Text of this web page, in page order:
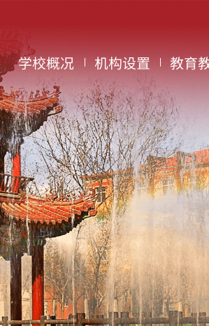
学校概况 机构设置 教育